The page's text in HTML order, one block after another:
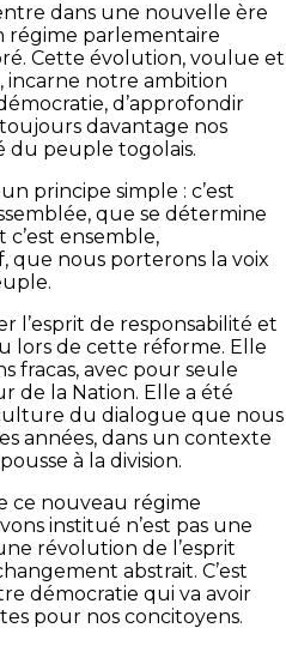
dans une nouvelle ère
régime parlementaire
Cette évolution, voulue et
incarne notre ambition
d’approfondir
toujours davantage nos
du peuple togolais.
principe simple : c’est
que se détermine
c’est ensemble,
que nous porterons la voix
l’esprit de responsabilité et
lors de cette réforme. Elle
fracas, avec pour seule
de la Nation. Elle a été
du dialogue que nous
années, dans un contexte
à la division.
ce nouveau régime
institué n’est pas une
révolution de l’esprit
abstrait. C’est
démocratie qui va avoir
pour nos concitoyens.